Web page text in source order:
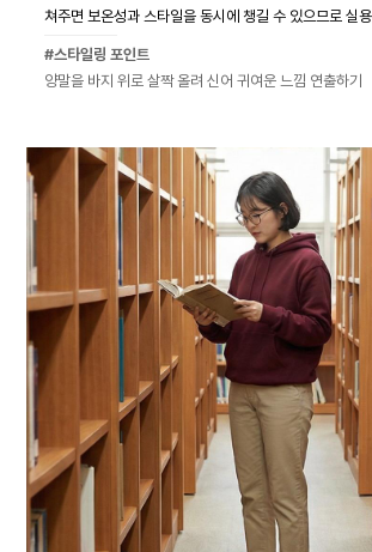
쳐주면 보온성과 스타일을 동시에 챙길 수 있으므로 실
#스타일링 포인트
양말을 바지 위로 살짝 올려 신어 귀여운 느낌 연출하기